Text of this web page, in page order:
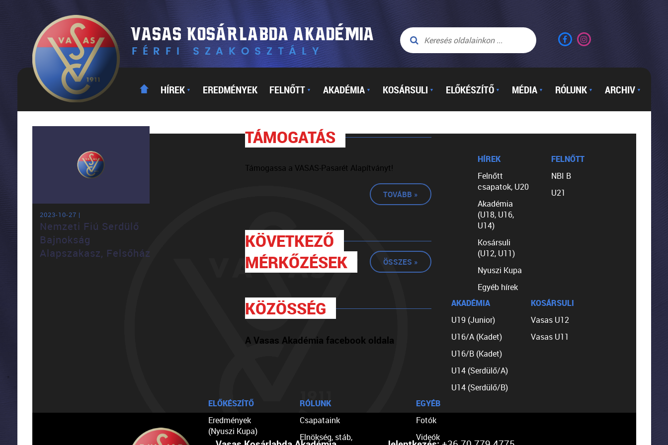
HÍREK ▼ EREDMÉNYEK FELNŐTT ▼ AKADÉMIA ▼ KOSÁRSULI ▼ ELŐKÉSZÍTŐ ▼ MÉDIA ▼ RÓLUNK ▼ ARCHIV ▼
2023-10-27 |
Nemzeti Fiú Serdülő
Bajnokság
Alapszakasz, Felsőház
TÁMOGATÁS
Támogassa a VASAS-Pasarét Alapítványt!
TOVÁBB »
KÖVETKEZŐ
MÉRKŐZÉSEK
ÖSSZES »
KÖZÖSSÉG
A Vasas Akadémia facebook oldala
HÍREK
Felnőtt
csapatok, U20
Akadémia
(U18, U16,
U14)
Kosársuli
(U12, U11)
Nyuszi Kupa
Egyéb hírek
FELNŐTT
NBI B
U21
AKADÉMIA
U19 (Junior)
U16/A (Kadet)
U16/B (Kadet)
U14 (Serdülő/A)
U14 (Serdülő/B)
KOSÁRSULI
Vasas U12
Vasas U11
ELŐKÉSZÍTŐ
Eredmények
(Nyuszi Kupa)
RÓLUNK
Csapataink
Elnökség, stáb,
EGYÉB
Fotók
Videók